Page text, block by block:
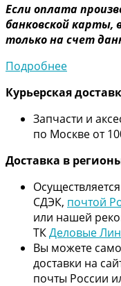
Если оплата
банковской карты,
только на счет
Подробнее
Курьерская
Запчасти и
по Москве от
Доставка в
СДЭК, почтой
или нашей
ТКДеловые
Вы можете
доставки на
почты России